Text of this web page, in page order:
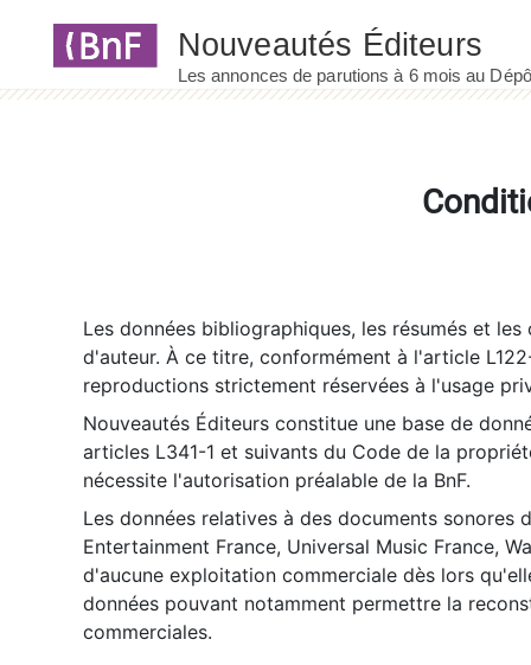
Les données bibliographiques, les résumés et
d'auteur. À ce titre, conformément à l'article
reproductions strictement réservées à l'usage
Nouveautés Éditeurs constitue une base de
articles L341-1 et suivants du Code de la
nécessite l'autorisation préalable de la BnF.
Les données relatives à des documents sonores
Entertainment France, Universal Music France,
d'aucune exploitation commerciale dès lors
données pouvant notamment permettre la
commerciales.